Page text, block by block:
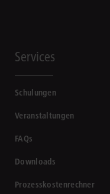
Services
Schulungen
Veranstaltungen
FAQs
Downloads
Prozesskostenrechner